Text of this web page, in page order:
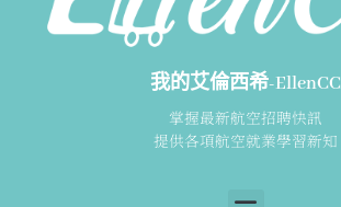
我的艾倫西希-EllenCC
掌握最新航空招聘快訊
提供各項航空就業學習新知